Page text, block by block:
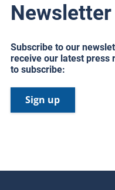
Newsletter
Subscribe to our
receive our latest press
to subscribe:
Sign up